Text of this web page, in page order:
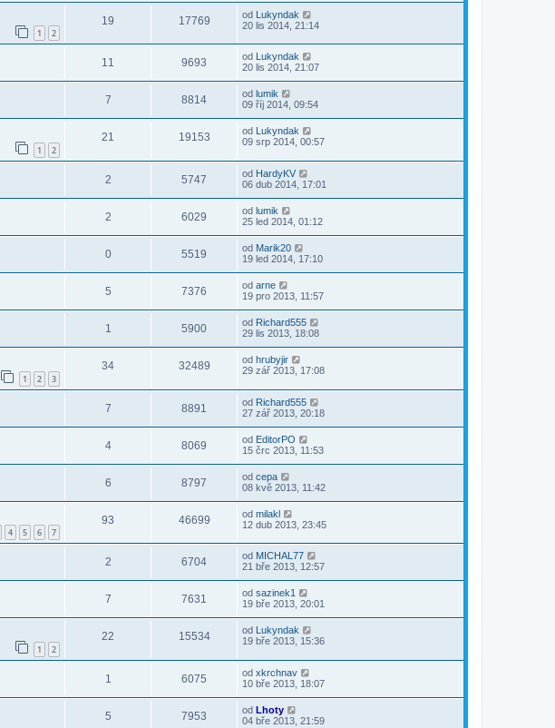
1 2
19 17769 od Lukyndak
20 lis 2014, 21:14
11 9693 od
Lukyndak
20 lis 2014, 21:07
7 8814 od lumik
09 říj 2014, 09:54
1 2
21 19153 od
Lukyndak
09 srp 2014, 00:57
2 5747 od HardyKV
06 dub 2014, 17:01
2 6029 od lumik
25 led 2014, 01:12
0 5519 od Marik20
19 led 2014, 17:10
5 7376 od arne
19 pro 2013, 11:57
1 5900 od Richard555
29 lis 2013, 18:08
1 2 3
34 32489 od hrubyjir
29 zář 2013, 17:08
7 8891 od Richard555
27 zář 2013, 20:18
4 8069 od EditorPO
15 črc 2013, 11:53
6 8797 od cepa
08 kvě 2013, 11:42
4 5 6 7
93 46699 od milakl
12 dub 2013, 23:45
2 6704 od MICHAL77
21 bře 2013, 12:57
7 7631 od sazinek1
19 bře 2013, 20:01
1 2
22 15534 od
Lukyndak
19 bře 2013, 15:36
1 6075 od xkrchnav
10 bře 2013, 18:07
5 7953 od Lhoty
04 bře 2013, 21:59